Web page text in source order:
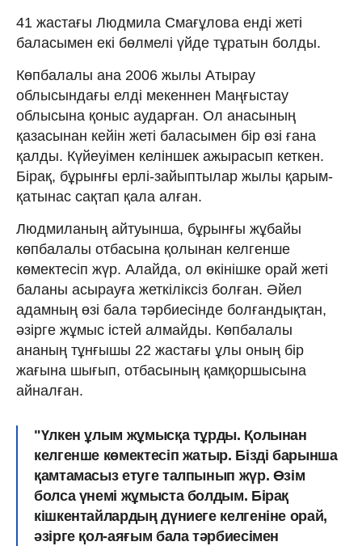
41 жастағы Людмила Смағұлова енді жеті
баласымен екі бөлмелі үйде тұратын болды.
Көпбалалы ана 2006 жылы Атырау
облысындағы елді мекеннен Маңғыстау
облысына қоныс аударған. Ол анасының
қазасынан кейін жеті баласымен бір өзі ғана
қалды. Күйеуімен келіншек ажырасып кеткен.
Бірақ, бұрынғы ерлі-зайыптылар жылы қарым-
қатынас сақтап қала алған.
Людмиланың айтуынша, бұрынғы жұбайы
көпбалалы отбасына қолынан келгенше
көмектесіп жүр. Алайда, ол өкінішке орай жеті
баланы асырауға жеткіліксіз болған. Әйел
адамның өзі бала тәрбиесінде болғандықтан,
әзірге жұмыс істей алмайды. Көпбалалы
ананың тұнғышы 22 жастағы ұлы оның бір
жағына шығып, отбасының қамқоршысына
айналған.
"Үлкен ұлым жұмысқа тұрды. Қолынан
келгенше көмектесіп жатыр. Бізді барынша
қамтамасыз етуге талпынып жүр. Өзім
болса үнемі жұмыста болдым. Бірақ
кішкентайлардың дүниеге келгеніне орай,
әзірге қол-аяғым бала тәрбиесімен